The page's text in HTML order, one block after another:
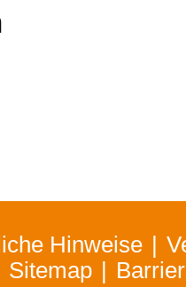
Hinweise
Sitemap